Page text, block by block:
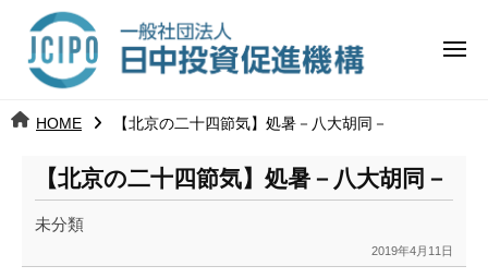
ツ 日
中
投
資
j
メ
HOME 【北京の二十四節気】処暑－八大胡同－
【北京の二十四節気】処暑－八大胡同－
未分類
2019年4月11日
日
中
資
進